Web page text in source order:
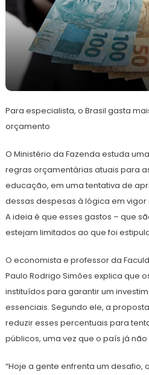
junho
de
Para especialista, o Brasil gasta
orçamento
O Ministério da Fazenda estuda
regras orçamentárias atuais para
educação, em uma tentativa de
dessas despesas à lógica em vigor
A ideia é que esses gastos – que
estejam limitados ao que foi
O economista e professor da
Paulo Rodrigo Simões explica que
instituídos para garantir um
essenciais. Segundo ele, a
reduzir esses percentuais para
públicos, uma vez que o país já
“Hoje a gente enfrenta um desafio,